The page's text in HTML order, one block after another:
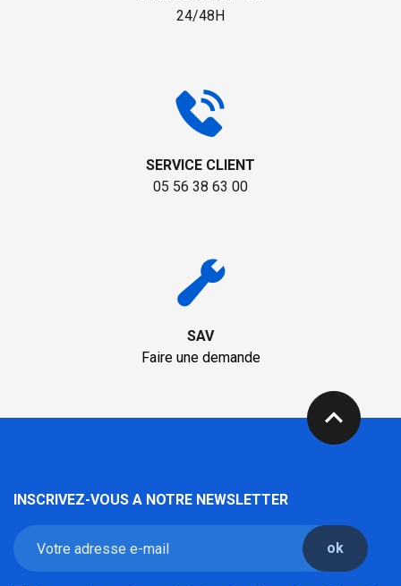
24/48H
SERVICE CLIENT
05 56 38 63 00
SAV
Faire une demande
expand_less
INSCRIVEZ-VOUS A NOTRE NEWSLETTER
ok